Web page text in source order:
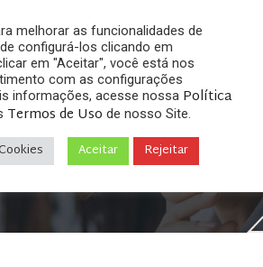
"malware"
melhorar as funcionalidades de
configurá-los clicando em
em "Aceitar", você está nos
com as configurações
informações, acesse nossa Política
Termos de Uso de nosso Site.
Aceitar Rejeitar